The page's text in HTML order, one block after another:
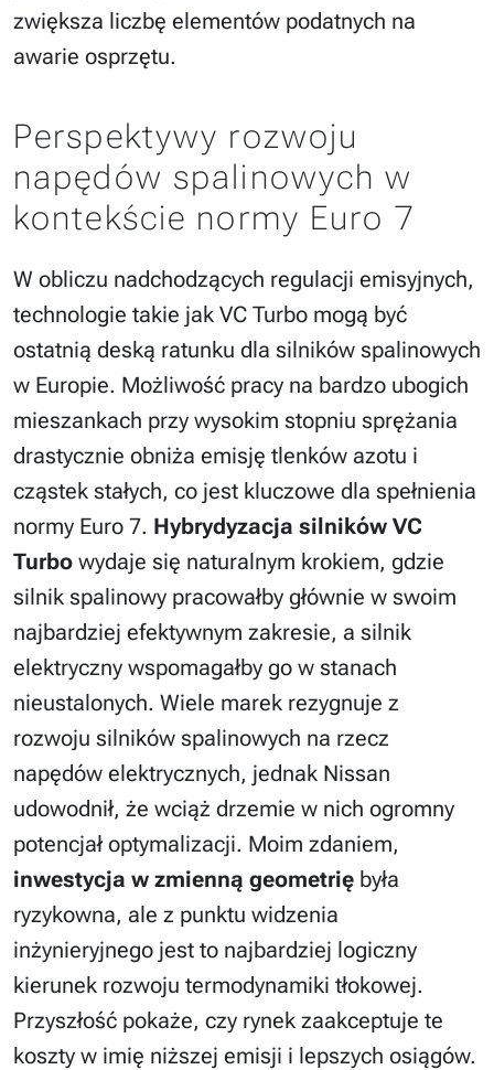
zwiększa liczbę elementów podatnych na
awarie osprzętu.
Perspektywy rozwoju
napędów spalinowych w
kontekście normy Euro 7
W obliczu nadchodzących regulacji emisyjnych,
technologie takie jak VC Turbo mogą być
ostatnią deską ratunku dla silników spalinowych
w Europie. Możliwość pracy na bardzo ubogich
mieszankach przy wysokim stopniu sprężania
drastycznie obniża emisję tlenków azotu i
cząstek stałych, co jest kluczowe dla spełnienia
normy Euro 7. Hybrydyzacja silników VC
Turbo wydaje się naturalnym krokiem, gdzie
silnik spalinowy pracowałby głównie w swoim
najbardziej efektywnym zakresie, a silnik
elektryczny wspomagałby go w stanach
nieustalonych. Wiele marek rezygnuje z
rozwoju silników spalinowych na rzecz
napędów elektrycznych, jednak Nissan
udowodnił, że wciąż drzemie w nich ogromny
potencjał optymalizacji. Moim zdaniem,
inwestycja w zmienną geometrię była
ryzykowna, ale z punktu widzenia
inżynieryjnego jest to najbardziej logiczny
kierunek rozwoju termodynamiki tłokowej.
Przyszłość pokaże, czy rynek zaakceptuje te
koszty w imię niższej emisji i lepszych osiągów.